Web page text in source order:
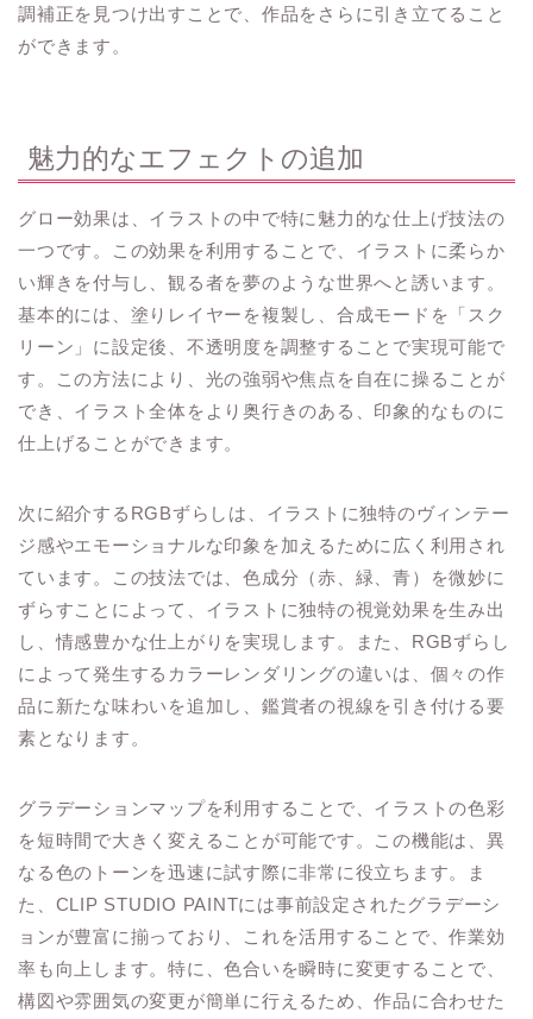
調補正を見つけ出すことで、作品をさらに引き立てること
ができます。
魅力的なエフェクトの追加
グロー効果は、イラストの中で特に魅力的な仕上げ技法の
一つです。この効果を利用することで、イラストに柔らか
い輝きを付与し、観る者を夢のような世界へと誘います。
基本的には、塗りレイヤーを複製し、合成モードを「スク
リーン」に設定後、不透明度を調整することで実現可能で
す。この方法により、光の強弱や焦点を自在に操ることが
でき、イラスト全体をより奥行きのある、印象的なものに
仕上げることができます。
次に紹介するRGBずらしは、イラストに独特のヴィンテー
ジ感やエモーショナルな印象を加えるために広く利用され
ています。この技法では、色成分（赤、緑、青）を微妙に
ずらすことによって、イラストに独特の視覚効果を生み出
し、情感豊かな仕上がりを実現します。また、RGBずらし
によって発生するカラーレンダリングの違いは、個々の作
品に新たな味わいを追加し、鑑賞者の視線を引き付ける要
素となります。
グラデーションマップを利用することで、イラストの色彩
を短時間で大きく変えることが可能です。この機能は、異
なる色のトーンを迅速に試す際に非常に役立ちます。ま
た、CLIP STUDIO PAINTには事前設定されたグラデーシ
ョンが豊富に揃っており、これを活用することで、作業効
率も向上します。特に、色合いを瞬時に変更することで、
構図や雰囲気の変更が簡単に行えるため、作品に合わせた